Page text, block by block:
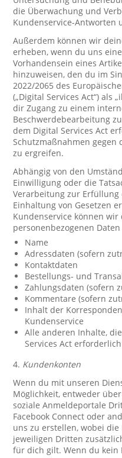
die Überwachung und
Kundenservice-Antworten
Außerdem können wir
erheben, wenn du uns
Vorhandensein eines
hinzuweisen, den du im
2022/2065 des
(„Digital Services Act“) als
dir Zugang zu einem
Beschwerdebearbeitung
dem Digital Services Act
Schutzmaßnahmen gegen
zu ergreifen.
Abhängig von den
Einwilligung oder die
Verarbeitung zur
Einhaltung von Gesetzen
Kundenservice können wir
personenbezogenen
Name
Adressdaten (sofern
Kontaktdaten
Bestellungs- und
Zahlungsdaten (sofern
Kommentare (sofern
Inhalt der
Kundenservice
Alle anderen Inhalte,
Services Act
4. Kundenkonten
Wenn du mit unseren
Möglichkeit, entweder
soziale Anmeldeportale
Facebook Connect oder
uns zu erstellen, wobei
jeweiligen Dritten
für dich gilt. Wenn du kein